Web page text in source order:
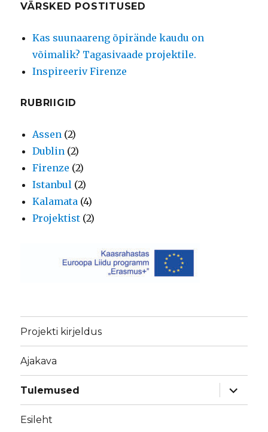
VÄRSKED POSTITUSED
Kas suunaareng õpirände kaudu on
võimalik? Tagasivaade projektile.
Inspireeriv Firenze
RUBRIIGID
Assen (2)
Dublin (2)
Firenze (2)
Istanbul (2)
Kalamata (4)
Projektist (2)
Projekti kirjeldus
Ajakava
Tulemused
laienda
Esileht